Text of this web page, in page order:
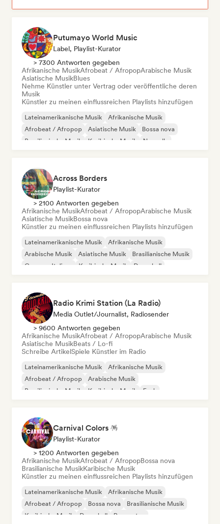
Putumayo World Music
Label, Playlist-Kurator
> 7300 Antworten gegeben
Afrikanische MusikAfrobeat / AfropopArabische Musik
Asiatische MusikBlues
Nehme Künstler unter Vertrag oder veröffentliche deren
Musik
Künstler zu meinen einflussreichen Playlists hinzufügen
Lateinamerikanische Musik
Afrikanische Musik
Afrobeat / Afropop
Asiatische Musik
Bossa nova
Brasilianische Musik
Karibische Musik Nouvelle
Across Borders
Playlist-Kurator
> 2100 Antworten gegeben
Afrikanische MusikAfrobeat / AfropopArabische Musik
Asiatische MusikBossa nova
Künstler zu meinen einflussreichen Playlists hinzufügen
Lateinamerikanische Musik
Afrikanische Musik
Arabische Musik
Asiatische Musik
Brasilianische Musik
Canzone Italiana
Karibische Musik Dancehall
Radio Krimi Station (La Radio)
Media Outlet/Journalist, Radiosender
> 9600 Antworten gegeben
Afrikanische MusikAfrobeat / AfropopArabische Musik
Asiatische MusikBeats / Lo-fi
Schreibe ArtikelSpiele Künstler im Radio
Lateinamerikanische Musik
Afrikanische Musik
Afrobeat / Afropop
Arabische Musik
Brasilianische Musik
Karibische Musik
Funk
Carnival Colors 🪅
Playlist-Kurator
> 1200 Antworten gegeben
Afrikanische MusikAfrobeat / AfropopBossa nova
Brasilianische MusikKaribische Musik
Künstler zu meinen einflussreichen Playlists hinzufügen
Lateinamerikanische Musik
Afrikanische Musik
Afrobeat / Afropop
Bossa nova
Brasilianische Musik
Karibische Musik
Dancehall Reggaeton